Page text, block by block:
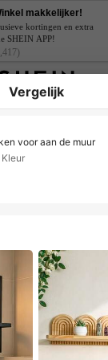
makkelijker!
kortingen en extra
SHEIN APP!
Vergelijk
voor aan de muur